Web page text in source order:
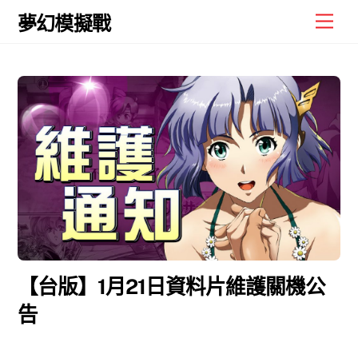
Skip
夢幻模擬戰
【台版】1月21日資料片維護關機公
告